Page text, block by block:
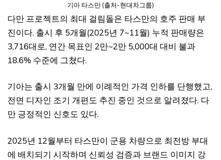
기아 타스만 (출처-현대차그룹)
다만 프로젝트의 최대 걸림돌은 타스만의 호주 판매 부
진이다. 출시 후 5개월(2025년 7~11월) 누적 판매량은
3,716대로, 연간 목표인 2만~2만 5,000대 대비 불과
18.6% 수준에 그쳤다.
기아는 출시 3개월 만에 이례적인 가격 인하를 단행했고,
전면 디자인 조기 개편도 추진 중인 것으로 알려졌다. 다
만 긍정적인 신호도 있다.
2025년 12월부터 타스만이 군용 차량으로 최전방 부대
에 배치되기 시작하며 신뢰성 검증과 브랜드 이미지 강